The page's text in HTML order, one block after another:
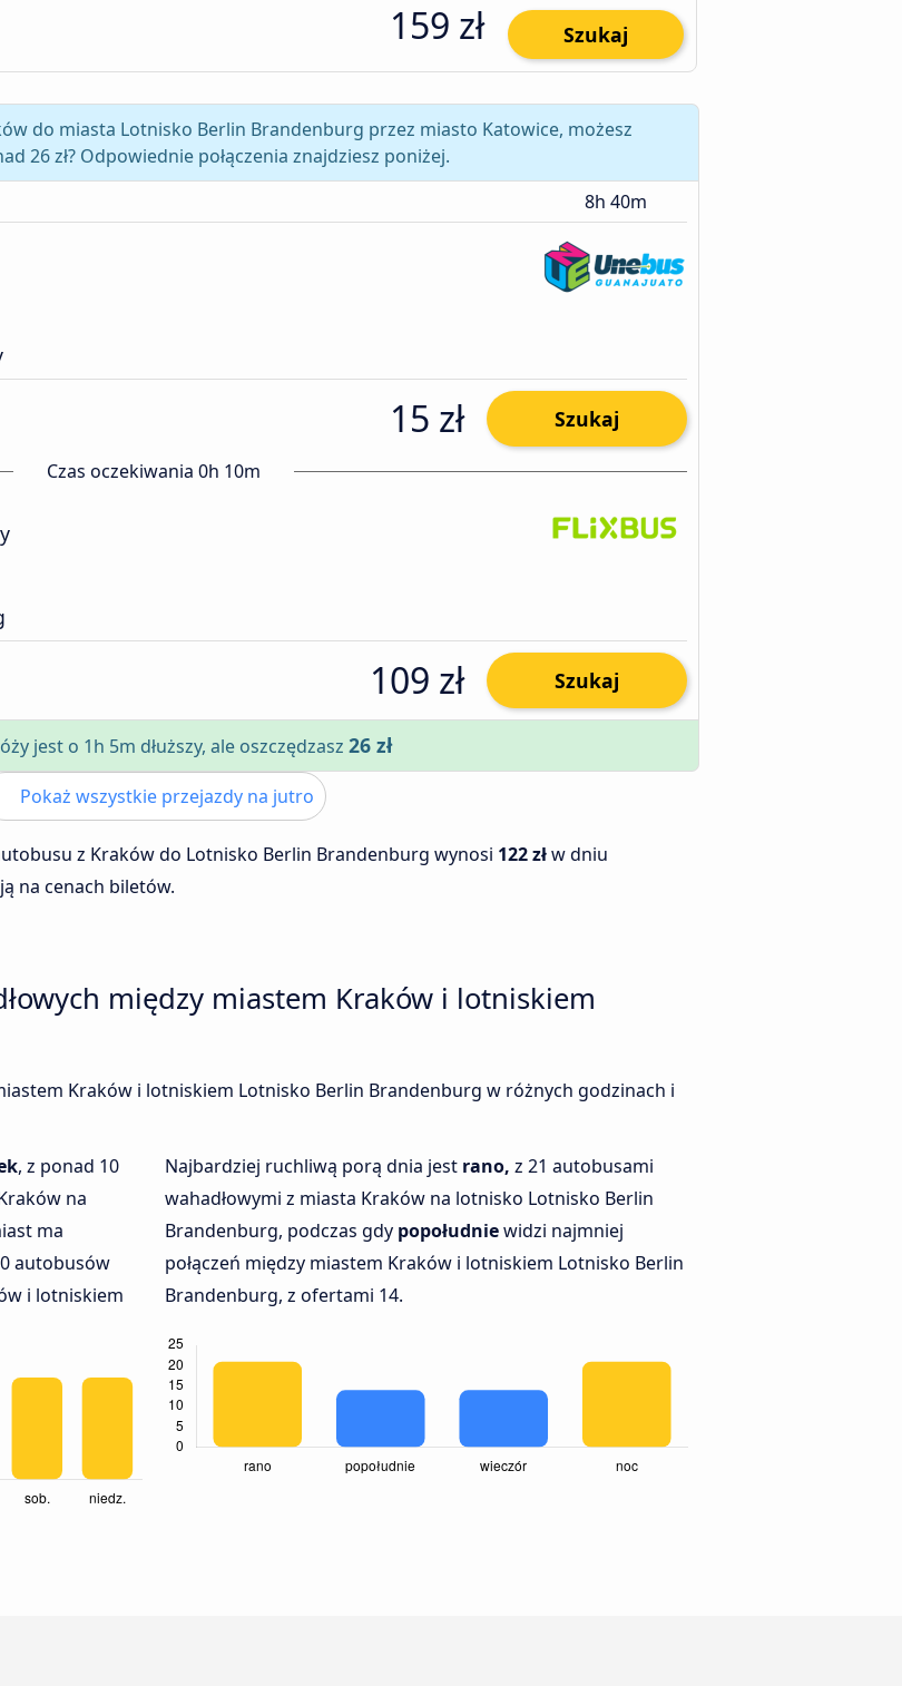
159 zł Szukaj
do miasta Lotnisko Berlin Brandenburg przez miasto Katowice, możesz
26 zł? Odpowiednie połączenia znajdziesz poniżej.
8h 40m
15 zł Szukaj
Czas oczekiwania 0h 10m
109 zł Szukaj
jest o 1h 5m dłuższy, ale oszczędzasz 26 zł
Pokaż wszystkie przejazdy na jutro
z Kraków do Lotnisko Berlin Brandenburg wynosi 122 złw dniu
na cenach biletów.
między miastem Kraków i lotniskiem
Kraków i lotniskiem Lotnisko Berlin Brandenburg w różnych godzinach i
, z ponad 10
na
ma
autobusów
i lotniskiem
Najbardziej ruchliwą porą dnia jest rano, z 21 autobusami
wahadłowymi z miasta Kraków na lotnisko Lotnisko Berlin
Brandenburg, podczas gdy popołudniewidzi najmniej
połączeń między miastem Kraków i lotniskiem Lotnisko Berlin
Brandenburg, z ofertami 14.